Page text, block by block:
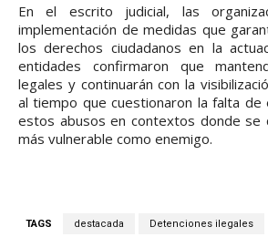
En el escrito judicial, las
implementación de medidas que
los derechos ciudadanos en la
entidades confirmaron que
legales y continuarán con la
al tiempo que cuestionaron la falta de
estos abusos en contextos donde se
más vulnerable como enemigo.
TAGS destacada Detenciones ilegales